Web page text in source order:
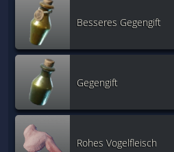
Besseres Gegengift
Gegengift
Rohes Vogelfleisch